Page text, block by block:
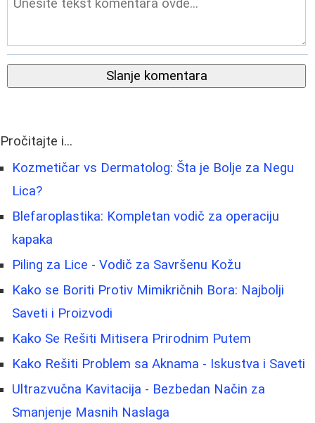
Slanje komentara
Pročitajte i...
Kozmetičar vs Dermatolog: Šta je Bolje za Negu
Lica?
Blefaroplastika: Kompletan vodič za operaciju
kapaka
Piling za Lice - Vodič za Savršenu Kožu
Kako se Boriti Protiv Mimikričnih Bora: Najbolji
Saveti i Proizvodi
Kako Se Rešiti Mitisera Prirodnim Putem
Kako Rešiti Problem sa Aknama - Iskustva i Saveti
Ultrazvučna Kavitacija - Bezbedan Način za
Smanjenje Masnih Naslaga